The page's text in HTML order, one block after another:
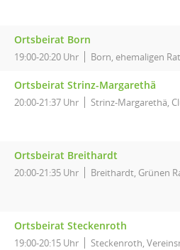
Ortsbeirat Born
19:00-20:20 Uhr Born, ehemaligen
Ortsbeirat Strinz-Margarethä
20:00-21:37 Uhr Strinz-Margarethä,
Ortsbeirat Breithardt
20:00-21:35 Uhr Breithardt, Grünen
Ortsbeirat Steckenroth
19:00-20:15 Uhr Steckenroth,